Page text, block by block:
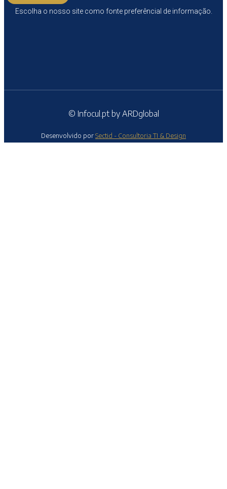
Escolha o nosso site como fonte preferêncial de informação.
© Infocul.pt by ARDglobal
Desenvolvido porSectid - Consultoria TI & Design